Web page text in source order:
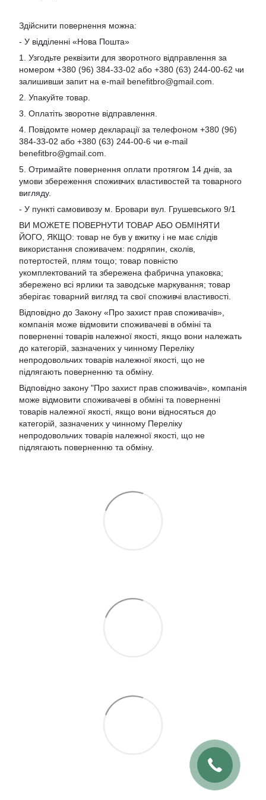
Здійснити повернення можна:
- У відділенні «Нова Пошта»
1. Узгодьте реквізити для зворотного відправлення за
номером +380 (96) 384-33-02 або +380 (63) 244-00-62 чи
залишивши запит на e-mail benefitbro@gmail.com.
2. Упакуйте товар.
3. Оплатіть зворотне відправлення.
4. Повідомте номер декларації за телефоном +380 (96)
384-33-02 або +380 (63) 244-00-6 чи e-mail
benefitbro@gmail.com.
5. Отримайте повернення оплати протягом 14 днів, за
умови збереження споживчих властивостей та товарного
вигляду.
- У пункті самовивозу м. Бровари вул. Грушевського 9/1
ВИ МОЖЕТЕ ПОВЕРНУТИ ТОВАР АБО ОБМІНЯТИ
ЙОГО, ЯКЩО: товар не був у вжитку і не має слідів
використання споживачем: подряпин, сколів,
потертостей, плям тощо; товар повністю
укомплектований та збережена фабрична упаковка;
збережено всі ярлики та заводське маркування; товар
зберігає товарний вигляд та свої споживчі властивості.
Відповідно до Закону «Про захист прав споживачів»,
компанія може відмовити споживачеві в обміні та
поверненні товарів належної якості, якщо вони належать
до категорій, зазначених у чинному Переліку
непродовольчих товарів належної якості, що не
підлягають поверненню та обміну.
Відповідно закону "Про захист прав споживачів», компанія
може відмовити споживачеві в обміні та поверненні
товарів належної якості, якщо вони відносяться до
категорій, зазначених у чинному Переліку
непродовольчих товарів належної якості, що не
підлягають поверненню та обміну.